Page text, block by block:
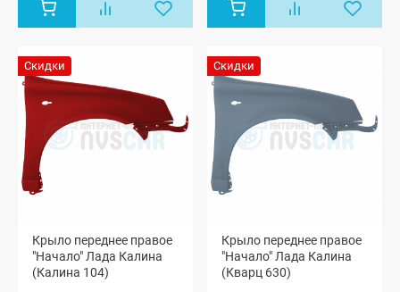
Скидки
Крыло переднее правое
"Начало" Лада Калина
(Калина 104)
Скидки
Крыло переднее правое
"Начало" Лада Калина
(Кварц 630)